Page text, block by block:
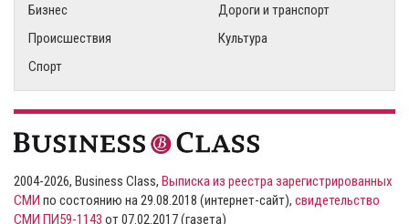
Бизнес
Дороги и транспорт
Происшествия
Культура
Спорт
2004-2026, Business Class, Выписка из реестра зарегистрированных
СМИ по состоянию на 29.08.2018 (интернет-сайт), свидетельство
СМИ ПИ59-1143 от 07.02.2017 (газета)